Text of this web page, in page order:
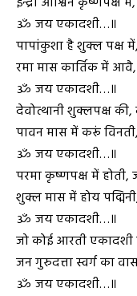
ॐ जय एकादशी…॥
पापांकुशा है शुक्ल पक्ष
रमा मास कार्तिक में
ॐ जय एकादशी…॥
देवोत्थानी शुक्लपक्ष
पावन मास में करूं
ॐ जय एकादशी…॥
परमा कृष्णपक्ष में
शुक्ल मास में होय
ॐ जय एकादशी…॥
जो कोई आरती एकादशी
जन गुरुदत्ता स्वर्ग का
ॐ जय एकादशी…॥